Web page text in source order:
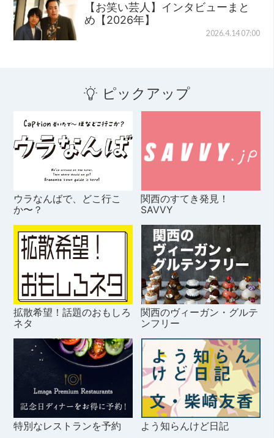
【お笑い芸人】インタビューまと
め【2026年】
2026.4.14 07:00
ピックアップ
ウラなんばで、どこ行こ
か〜？
関西のすてき発見！
SAVVY
拡散希望！話題のおもしろ
ネタ
関西のヴィーガン・グルテ
ンフリー
特別なレストランを予約 よう知らんけど日記